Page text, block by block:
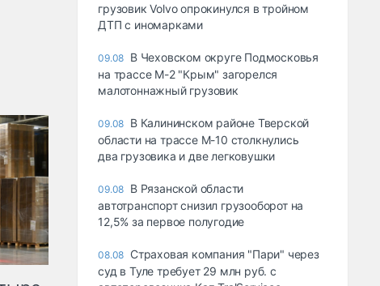
грузовик Volvo опрокинулся в тройном
ДТП с иномарками
09.08 В Чеховском округе Подмосковья
на трассе М-2 "Крым" загорелся
малотоннажный грузовик
09.08 В Калининском районе Тверской
области на трассе М-10 столкнулись
два грузовика и две легковушки
09.08 В Рязанской области
автотранспорт снизил грузооборот на
12,5% за первое полугодие
08.08 Страховая компания "Пари" через
суд в Туле требует 29 млн руб. с